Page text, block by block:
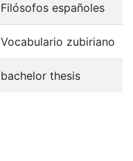
Filósofos españoles
Vocabulario zubiriano
bachelor thesis